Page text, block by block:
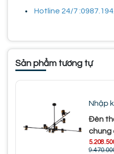
Hotline 24/7
Sản phẩm tương tự
Nhập
Đèn
chung